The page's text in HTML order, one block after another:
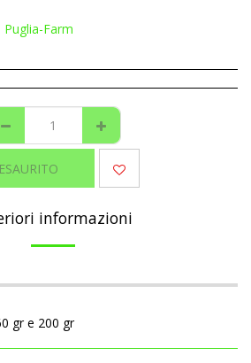
Farm
ESAURITO
informazioni
gr e 200 gr